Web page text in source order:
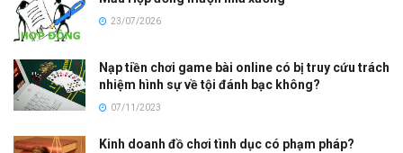
23/07/2026
Nạp tiền chơi game bài online có bị truy cứu trách
nhiệm hình sự về tội đánh bạc không?
07/11/2023
Kinh doanh đồ chơi tình dục có phạm pháp?